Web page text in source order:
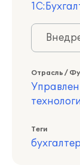
Отрасль /
Теги